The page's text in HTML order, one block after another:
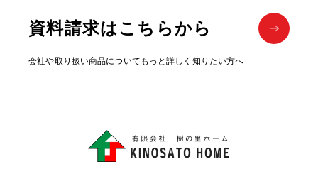
資料請求はこちらから
会社や取り扱い商品についてもっと詳しく知りたい方へ